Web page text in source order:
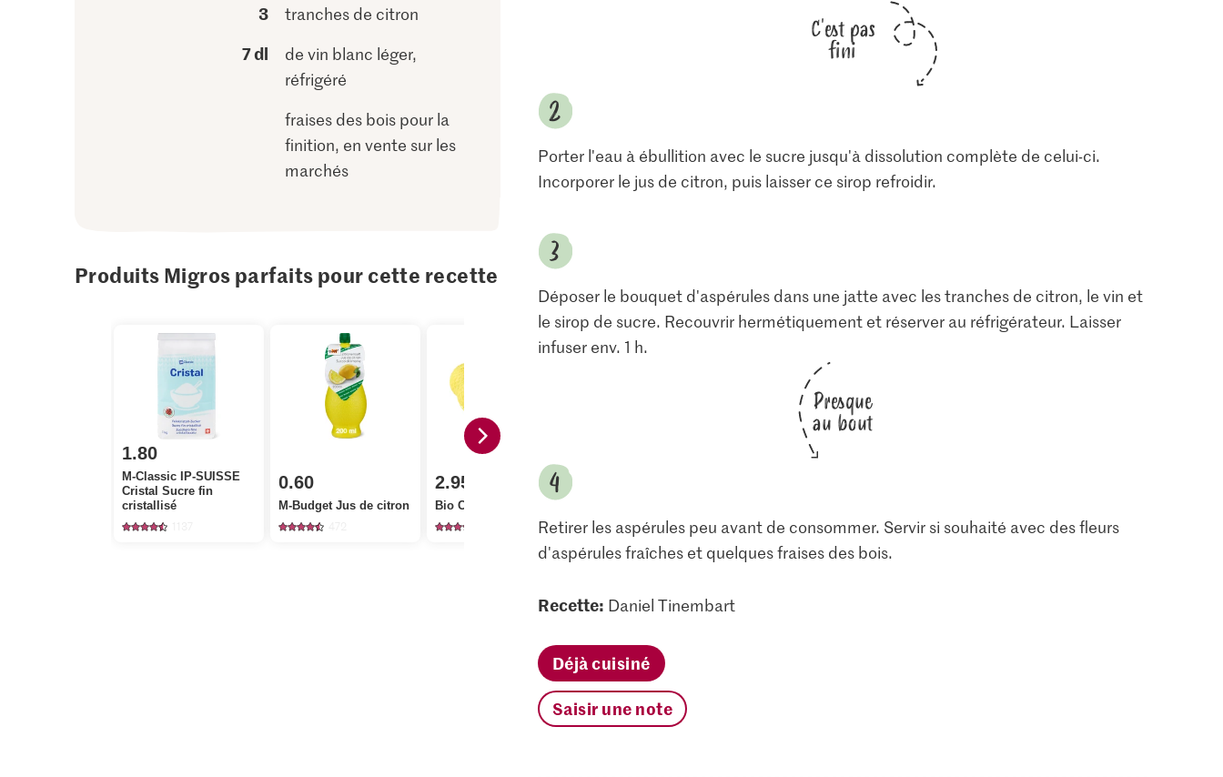
3 tranches de citron
7 dl
de vin blanc léger,
réfrigéré
fraises des bois pour la
finition, en vente sur les
marchés
Produits Migros parfaits pour cette recette
1.80
M-Classic IP-SUISSE
Cristal Sucre fin
cristallisé
0.60
M-Budget Jus de citron
2.95
Bio Citrons
C'est pas
fini
Porter l'eau à ébullition avec le sucre jusqu'à dissolution complète de celui-ci.
Incorporer le jus de citron, puis laisser ce sirop refroidir.
Déposer le bouquet d'aspérules dans une jatte avec les tranches de citron, le vin et
le sirop de sucre. Recouvrir hermétiquement et réserver au réfrigérateur. Laisser
infuser env. 1 h.
Presque
au bout
Retirer les aspérules peu avant de consommer. Servir si souhaité avec des fleurs
d'aspérules fraîches et quelques fraises des bois.
Recette: Daniel Tinembart
Déjà cuisiné
Saisir une note